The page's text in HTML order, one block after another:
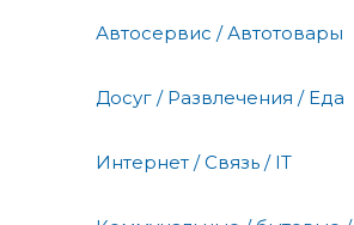
Автосервис / Автотовары
Досуг / Развлечения / Еда
Интернет / Связь / IT